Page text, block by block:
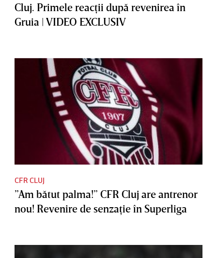
Cluj. Primele reacţii după revenirea în
Gruia | VIDEO EXCLUSIV
CFR CLUJ
”Am bătut palma!” CFR Cluj are antrenor
nou! Revenire de senzaţie în Superliga